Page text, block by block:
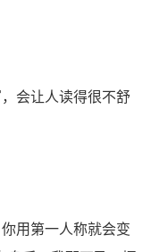
会让人读得很不舒
用第一人称就会变